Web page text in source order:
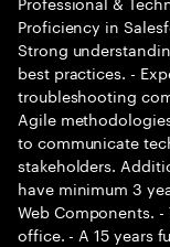
Proficiency in
Strong
best practices. -
troubleshooting
Agile
to communicate
stakeholders.
have minimum 3
Web Components.
office. - A 15 years